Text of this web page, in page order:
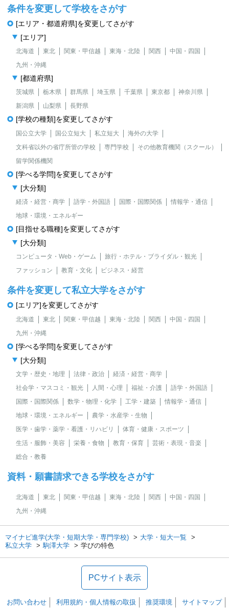
条件を変更して学校をさがす
[エリア・都道府県]を変更してさがす
[エリア]
北海道 東北 関東・甲信越 東海・北陸 関西
中国・四国
九州・沖縄
[都道府県]
茨城県 栃木県 群馬県 埼玉県 千葉県 東京都
神奈川県
新潟県
山梨県 長野県
[学校の種類]を変更してさがす
国公立大学 国公立短大 私立短大
海外の大学
文科省以外の省庁所管の学校
専門学校
その他教育機関（スクール）
留学関係機関
[学べる学問]を変更してさがす
[大分類]
経済・経営・商学 語学・外国語 国際・国際関係
情報学・通信
地球・環境・エネルギー
[目指せる職種]を変更してさがす
[大分類]
コンピュータ・Web・ゲーム
旅行・ホテル・ブライダル・観光
ファッション
教育・文化 ビジネス・経営
条件を変更して私立大学をさがす
[エリア]を変更してさがす
北海道 東北 関東・甲信越 東海・北陸 関西
中国・四国
九州・沖縄
[学べる学問]を変更してさがす
[大分類]
文学・歴史・地理 法律・政治
経済・経営・商学
社会学・マスコミ・観光
人間・心理 福祉・介護
語学・外国語
国際・国際関係
数学・物理・化学 工学・建築
情報学・通信
地球・環境・エネルギー
農学・水産学・生物
医学・歯学・薬学・看護・リハビリ
体育・健康・スポーツ
生活・服飾・美容
栄養・食物 教育・保育
芸術・表現・音楽
総合・教養
資料・願書請求できる学校をさがす
北海道 東北 関東・甲信越 東海・北陸 関西
中国・四国
九州・沖縄
マイナビ進学(大学・短期大学・専門学校)
大学・短大一覧
私立大学
駒澤大学 学びの特色
PCサイト表示
お問い合わせ 利用規約・個人情報の取扱 推奨環境 サイトマップ